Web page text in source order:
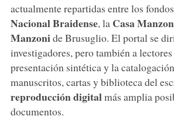
actualmente repartidas entre los
Nacional Braidense, la Casa
Manzonide Brusuglio. El portal se
investigadores, pero también a
presentación sintética y la
manuscritos, cartas y biblioteca del
reproducción digitalmás amplia
documentos.